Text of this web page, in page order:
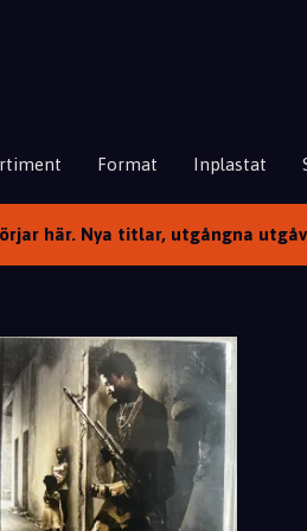
Format Inplastat
här. Nya titlar, utgångna